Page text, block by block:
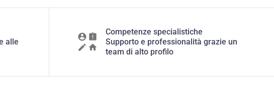
alle
Competenze specialistiche
Supporto e professionalità grazie un
team di alto profilo